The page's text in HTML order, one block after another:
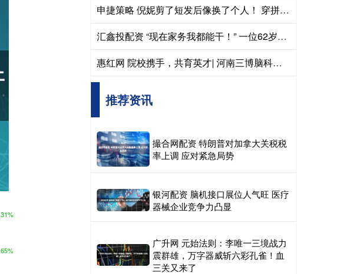
申捷策略 倪妮剪了短发后像换了个人！ 穿拼色风衣+短T+半身裙，时髦又高级！
汇鑫投配资 “现在家务我都能干！” 一位62岁乳腺癌患者的14年真实生活
惠红网 院校携手，共育英才| 河南三博脑科医院与郑州航院计算机学院签约合作
推荐资讯
撮合网配资 特朗普对加拿大关税税
率上调 应对紧急局势
银河配资 脑机接口展位人气旺 医疗
器械企业竞争力凸显
广升网 元始法则：李唯一三境战力
震群雄，万字器威斩六彩孔雀！血
三关又来了